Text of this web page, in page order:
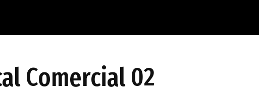
Comercial 02